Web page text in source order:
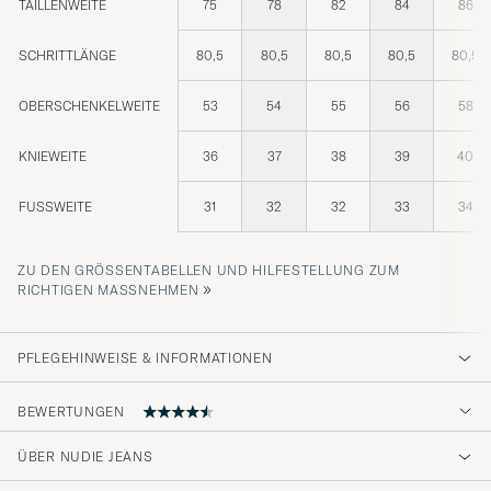
TAILLENWEITE 75 78 82 84 86
SCHRITTLÄNGE 80,5 80,5 80,5 80,5 80,5
OBERSCHENKELWEITE 53 54 55 56 58
KNIEWEITE 36 37 38 39 40
FUSSWEITE 31 32 32 33 34
ZU DEN GRÖSSENTABELLEN UND HILFESTELLUNG ZUM R
ICHTIGEN MASSNEHMEN
»
PFLEGEHINWEISE & INFORMATIONEN
BEWERTUNGEN
Hyvä ostos.
ÜBER NUDIE JEANS